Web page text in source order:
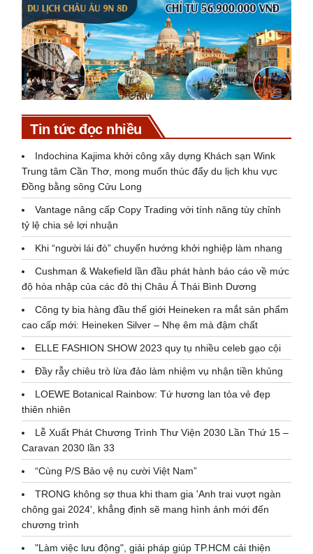
Tin tức đọc nhiều
Indochina Kajima khởi công xây dựng Khách sạn Wink
Trung tâm Cần Thơ, mong muốn thúc đẩy du lịch khu vực
Đồng bằng sông Cửu Long
Vantage nâng cấp Copy Trading với tính năng tùy chỉnh
tỷ lệ chia sẻ lợi nhuận
Khi “người lái đò” chuyển hướng khởi nghiệp làm nhang
Cushman & Wakefield lần đầu phát hành báo cáo về mức
độ hòa nhập của các đô thị Châu Á Thái Bình Dương
Công ty bia hàng đầu thế giới Heineken ra mắt sản phẩm
cao cấp mới: Heineken Silver – Nhẹ êm mà đậm chất
ELLE FASHION SHOW 2023 quy tụ nhiều celeb gạo cội
Đầy rẫy chiêu trò lừa đảo làm nhiệm vụ nhận tiền khủng
LOEWE Botanical Rainbow: Tứ hương lan tỏa vẻ đẹp
thiên nhiên
Lễ Xuất Phát Chương Trình Thư Viện 2030 Lần Thứ 15 –
Caravan 2030 lần 33
“Cùng P/S Bảo vệ nụ cười Việt Nam”
TRONG không sợ thua khi tham gia 'Anh trai vượt ngàn
chông gai 2024', khẳng định sẽ mang hình ảnh mới đến
chương trình
"Làm việc lưu động", giải pháp giúp TP.HCM cải thiện